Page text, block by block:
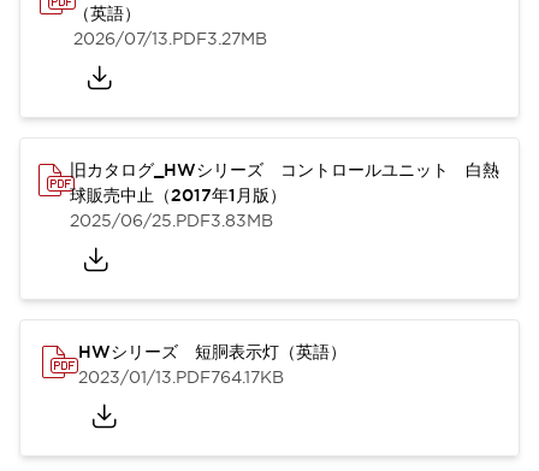
（英語）
2026/07/13.PDF3.27MB
旧カタログ_HWシリーズ コントロールユニット 白熱
球販売中止（2017年1月版）
2025/06/25.PDF3.83MB
HWシリーズ 短胴表示灯（英語）
2023/01/13.PDF764.17KB